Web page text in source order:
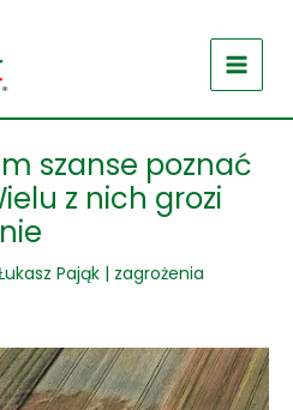
szanse poznać
z nich grozi
Pająk | zagrożenia